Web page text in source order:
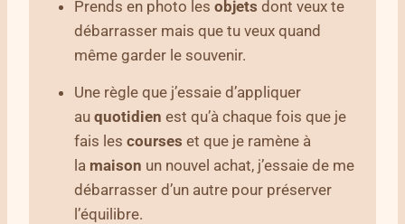
Prends en photo les objets dont veux te
débarrasser mais que tu veux quand
même garder le souvenir.
Une règle que j’essaie d’appliquer
au quotidien est qu’à chaque fois que je
fais les courses et que je ramène à
la maison un nouvel achat, j’essaie de me
débarrasser d’un autre pour préserver
l’équilibre.